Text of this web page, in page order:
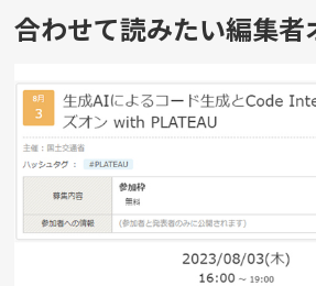
合わせて読みたい編集者